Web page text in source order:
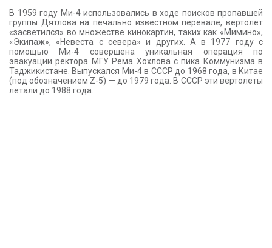
В 1959 году Ми-4 использовались в ходе поисков пропавшей
группы Дятлова на печально известном перевале, вертолет
«засветился» во множестве кинокартин, таких как «Мимино»,
«Экипаж», «Невеста с севера» и других. А в 1977 году с
помощью Ми-4 совершена уникальная операция по
эвакуации ректора МГУ Рема Хохлова с пика Коммунизма в
Таджикистане. Выпускался Ми-4 в СССР до 1968 года, в Китае
(под обозначением Z-5) — до 1979 года. В СССР эти вертолеты
летали до 1988 года.